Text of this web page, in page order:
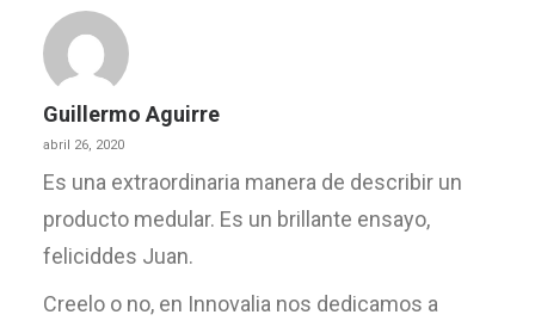
Guillermo Aguirre
abril 26, 2020
Es una extraordinaria manera de describir un
producto medular. Es un brillante ensayo,
feliciddes Juan.
Creelo o no, en Innovalia nos dedicamos a